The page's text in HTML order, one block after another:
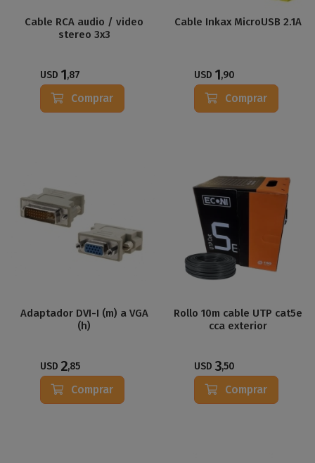
Cable RCA audio / video
stereo 3x3
USD 1,87
Comprar
Cable Inkax MicroUSB 2.1A
USD 1,90
Comprar
Adaptador DVI-I (m) a VGA
(h)
USD 2,85
Comprar
Rollo 10m cable UTP cat5e
cca exterior
USD 3,50
Comprar